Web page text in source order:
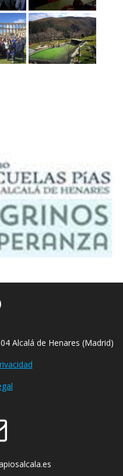
Alcalá de Henares (Madrid)